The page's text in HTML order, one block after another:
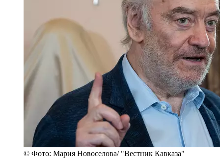
© Фото: Мария Новоселова/ "Вестник Кавказа"